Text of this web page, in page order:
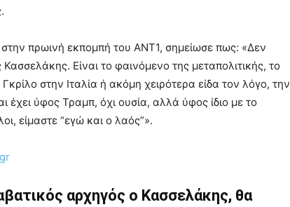
πρωινή εκπομπή του ΑΝΤ1, σημείωσε πως: «Δεν
Είναι το φαινόμενο της μεταπολιτικής, το
στην Ιταλία ή ακόμη χειρότερα είδα τον λόγο, την
ύφος Τραμπ, όχι ουσία, αλλά ύφος ίδιο με το
είμαστε “εγώ και ο λαός”».
αρχηγός ο Κασσελάκης, θα